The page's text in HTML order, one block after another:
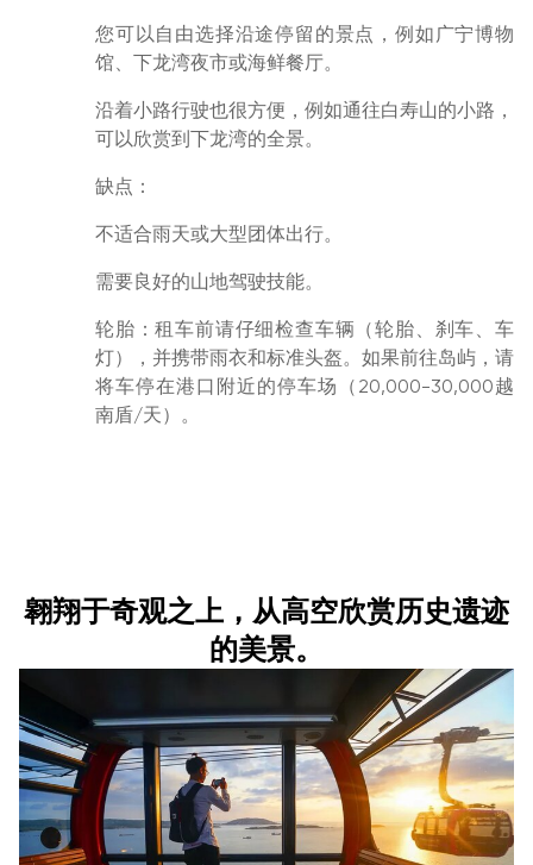
您可以自由选择沿途停留的景点，例如广宁博物
馆、下龙湾夜市或海鲜餐厅。
沿着小路行驶也很方便，例如通往白寿山的小路，
可以欣赏到下龙湾的全景。
缺点：
不适合雨天或大型团体出行。
需要良好的山地驾驶技能。
轮胎：租车前请仔细检查车辆（轮胎、刹车、车
灯），并携带雨衣和标准头盔。如果前往岛屿，请
将车停在港口附近的停车场（20,000-30,000越
南盾/天）。
翱翔于奇观之上，从高空欣赏历史遗迹
的美景。